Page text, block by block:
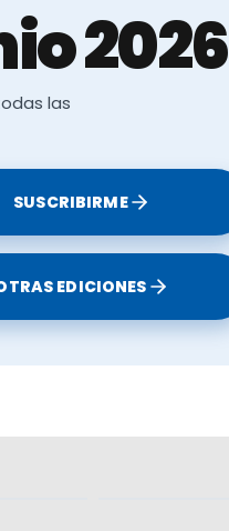
2026
las
SUSCRIBIRME
EDICIONES